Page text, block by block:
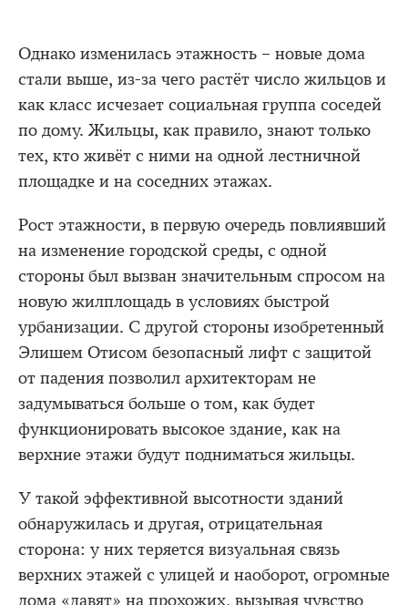
Однако изменилась этажность – новые дома
стали выше, из-за чего растёт число жильцов и
как класс исчезает социальная группа соседей
по дому. Жильцы, как правило, знают только
тех, кто живёт с ними на одной лестничной
площадке и на соседних этажах.
Рост этажности, в первую очередь повлиявший
на изменение городской среды, с одной
стороны был вызван значительным спросом на
новую жилплощадь в условиях быстрой
урбанизации. С другой стороны изобретенный
Элишем Отисом безопасный лифт с защитой
от падения позволил архитекторам не
задумываться больше о том, как будет
функционировать высокое здание, как на
верхние этажи будут подниматься жильцы.
У такой эффективной высотности зданий
обнаружилась и другая, отрицательная
сторона: у них теряется визуальная связь
верхних этажей с улицей и наоборот, огромные
дома «давят» на прохожих, вызывая чувство